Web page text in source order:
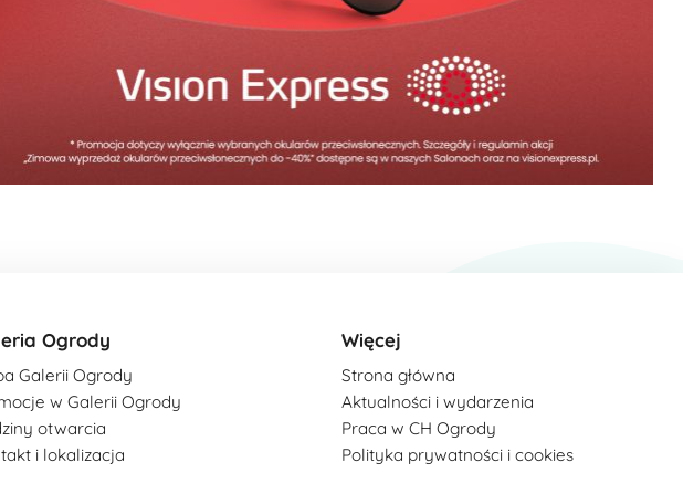
Ogrody
Galerii Ogrody
w Galerii Ogrody
otwarcia
i lokalizacja
Więcej
Strona główna
Aktualności i wydarzenia
Praca w CH Ogrody
Polityka prywatności i cookies